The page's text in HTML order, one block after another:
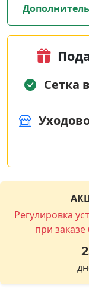
Сетка
Регулировка
при